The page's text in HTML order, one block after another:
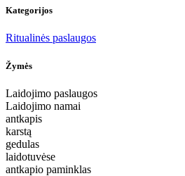
Kategorijos
Ritualinės paslaugos
Žymės
Laidojimo paslaugos
Laidojimo namai
antkapis
karstą
gedulas
laidotuvėse
antkapio paminklas